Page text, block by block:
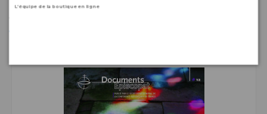
L’équipe de la boutique en ligne